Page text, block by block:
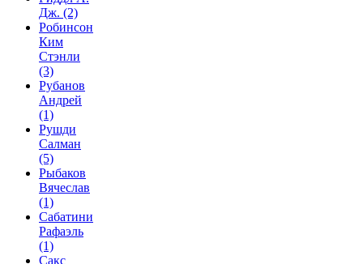
Дж. (2)
Робинсон
Ким
Стэнли
(3)
Рубанов
Андрей
(1)
Рушди
Салман
(5)
Рыбаков
Вячеслав
(1)
Сабатини
Рафаэль
(1)
Сакс